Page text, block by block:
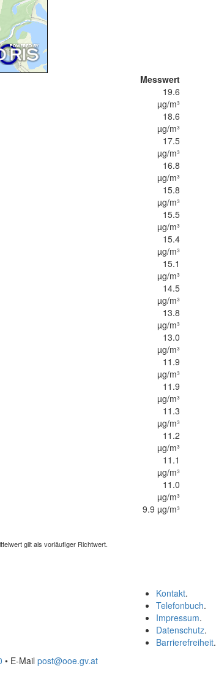
Messwert
19.6
µg/m³
18.6
µg/m³
17.5
µg/m³
16.8
µg/m³
15.8
µg/m³
15.5
µg/m³
15.4
µg/m³
15.1
µg/m³
14.5
µg/m³
13.8
µg/m³
13.0
µg/m³
11.9
µg/m³
11.9
µg/m³
11.3
µg/m³
11.2
µg/m³
11.1
µg/m³
11.0
µg/m³
9.9 µg/m³
gilt als vorläufiger Richtwert.
Kontakt.
Telefonbuch.
Impressum.
Datenschutz.
Barrierefreiheit.
• E-Mail post@ooe.gv.at